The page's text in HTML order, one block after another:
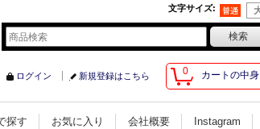
文字サイズ:
0 カートの中身
ログイン 新規登録はこちら
探す お気に入り 会社概要 Instagram